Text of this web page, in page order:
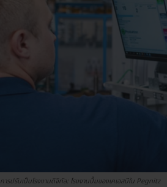
การปรับเป็นโรงงานดิจิทัล: โรงงานปั๊มของเคเอสบีใน Pegnitz